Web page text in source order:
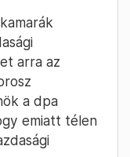
arra az
a dpa
emiatt télen